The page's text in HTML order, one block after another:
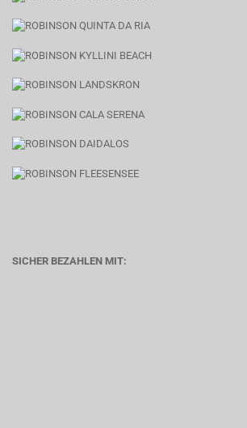
SICHER BEZAHLEN MIT: